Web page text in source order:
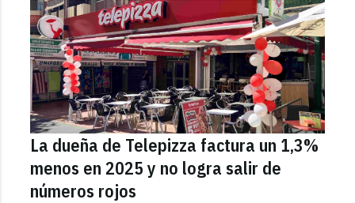
La dueña de Telepizza factura un 1,3%
menos en 2025 y no logra salir de
números rojos